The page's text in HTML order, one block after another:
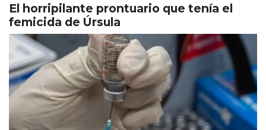
El horripilante prontuario que tenía el
femicida de Úrsula